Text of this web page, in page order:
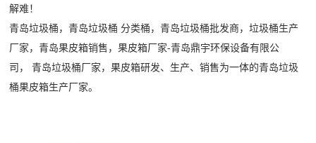
解难！
青岛垃圾桶 ，青岛垃圾桶 分类桶，青岛垃圾桶批发商，垃圾桶生产
厂家，青岛果皮箱销售，果皮箱厂家-青岛鼎宇环保设备有限公
司，青岛垃圾桶厂家 ，果皮箱研发、生产、销售为一体的青岛垃圾
桶果皮箱生产厂家。